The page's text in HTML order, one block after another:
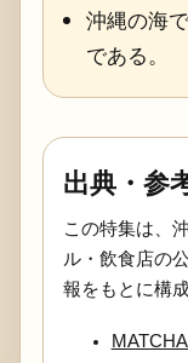
沖縄の海
である。
出典・参
この特集は、
ル・飲食店の
報をもとに構成